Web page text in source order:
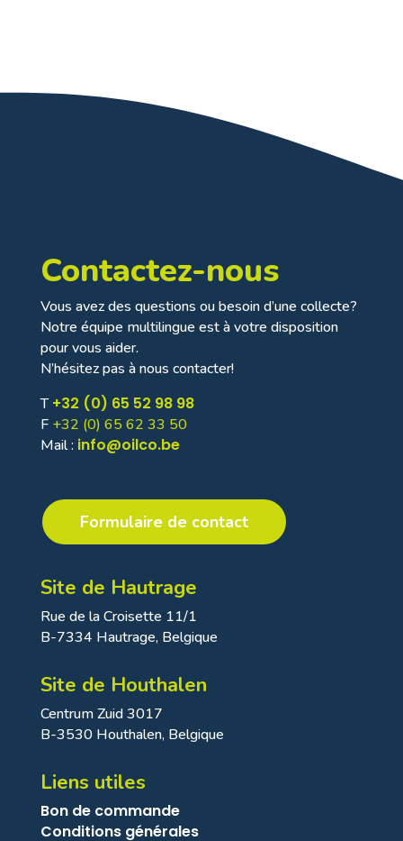
Contactez-nous
Vous avez des questions ou besoin d’une collecte?
Notre équipe multilingue est à votre disposition
pour vous aider.
N’hésitez pas à nous contacter!
T+32 (0) 65 52 98 98
F +32 (0) 65 62 33 50
Mail : info@oilco.be
Formulaire de contact
Site de Hautrage
Rue de la Croisette 11/1
B-7334 Hautrage, Belgique
Site de Houthalen
Centrum Zuid 3017
B-3530 Houthalen, Belgique
Liens utiles
Bon de commande
Conditions générales